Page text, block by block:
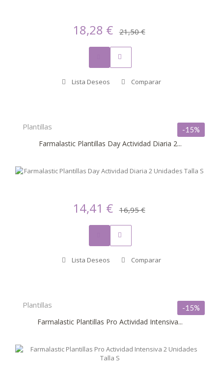
18,28 € 21,50 €
Lista Deseos Comparar
Plantillas
Farmalastic Plantillas Day Actividad Diaria 2...
-15%
14,41 € 16,95 €
Lista Deseos Comparar
Plantillas
Farmalastic Plantillas Pro Actividad Intensiva...
-15%